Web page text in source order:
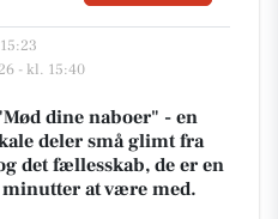
- kl. 15:40
dine naboer" - en
deler små glimt fra
det fællesskab, de er en
at være med.